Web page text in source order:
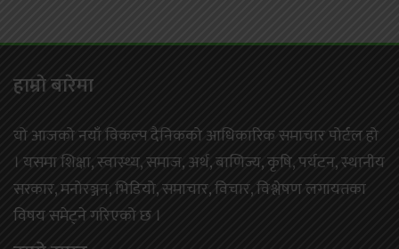
हाम्राे बारेमा
यो आजको नयाँ विकल्प दैनिकको आधिकारिक समाचार पोर्टल हो
। यसमा शिक्षा, स्वास्थ्य, समाज, अर्थ, बाणिज्य, कृषि, पर्यटन, स्थानीय
सरकार, मनोरञ्जन, भिडियो, समाचार, विचार, विश्लेषण लगायतका
विषय समेट्ने गरिएको छ ।